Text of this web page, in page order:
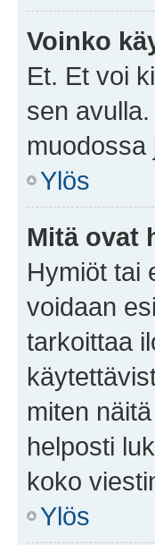
Voinko
Et. Et voi
sen
muodossa
Ylös
Mitä ovat
Hymiöt tai
voidaan
tarkoittaa
miten
helposti
koko
Ylös